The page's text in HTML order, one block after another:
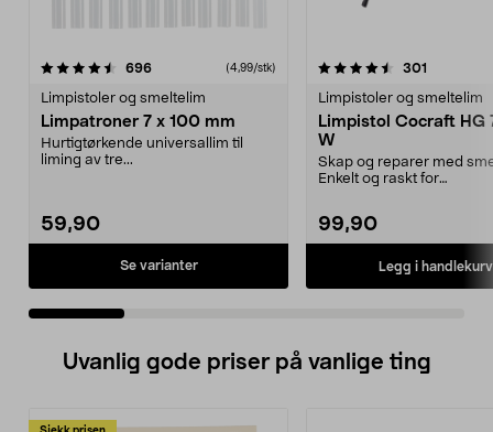
696anmeldelser(4,99/stk)
Limpistoler og smeltelim
Limpatroner 7 x 100 mm
Hurtigtørkende universallim til
liming av tre...
59,90
Se varianter
4.5 av 5 stjerner 301
Limpistoler og smeltelim
Limpistol Cocraft HG
W
Skap og reparer med
Enkelt og raskt for
99,90
Legg i handlekurv
4.5 av 5 stjerner
Uvanlig gode priser på vanlige ting